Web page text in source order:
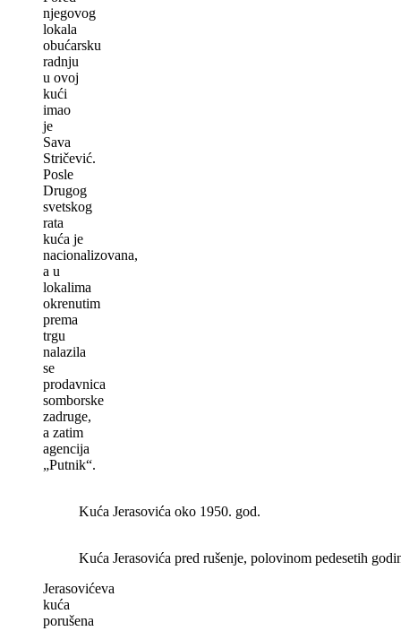
njegovog
lokala
obućarsku
radnju
u ovoj
kući
imao
je
Sava
Stričević.
Posle
Drugog
svetskog
rata
kuća je
nacionalizovana,
a u
lokalima
okrenutim
prema
trgu
nalazila
se
prodavnica
somborske
zadruge,
a zatim
agencija
„Putnik“.
Kuća Jerasovića oko 1950. god.
Kuća Jerasovića pred rušenje, polovinom pedesetih
Jerasovićeva
kuća
porušena